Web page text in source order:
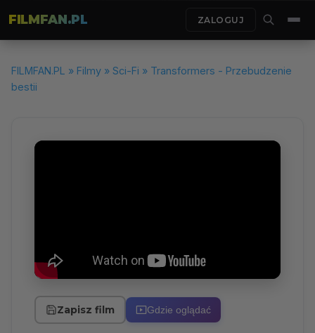
FILMFAN.PL ZALOGUJ
FILMFAN.PL » Filmy » Sci-Fi » Transformers - Przebudzenie
bestii
Zapisz film Gdzie oglądać